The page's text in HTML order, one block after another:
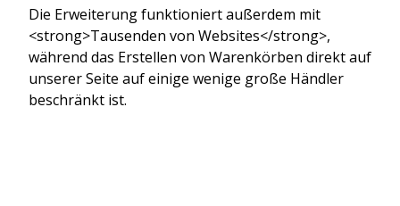
Die Erweiterung funktioniert außerdem mit
<strong>Tausenden von Websites</strong>,
während das Erstellen von Warenkörben direkt auf
unserer Seite auf einige wenige große Händler
beschränkt ist.